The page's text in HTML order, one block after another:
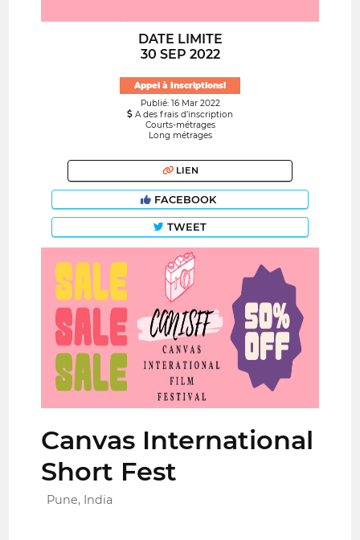
DATE LIMITE
30 SEP 2022
Appel à Inscriptions!
Publié: 16 Mar 2022
A des frais d’inscription
Courts-métrages
Long métrages
LIEN
FACEBOOK
TWEET
Canvas International
Short Fest
Pune, India